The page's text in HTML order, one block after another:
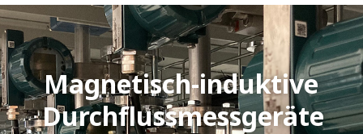
Magnetisch-induktive
Durchflussmessgeräte